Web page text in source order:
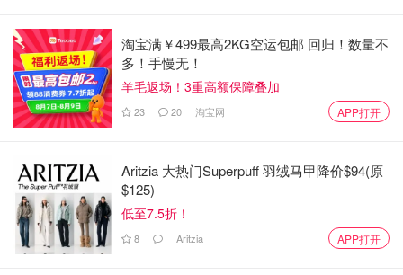
可以说是把经典 Stan Smith 玩出了新高度。整体轮廓保持
了网球鞋的干净线条，但最大亮点就是——手工串珠装饰。
图片来自于@CLOT，版权属于原作者
淘宝满￥499最高2KG空运包邮 回归！数量不
多！手慢无！
羊毛返场！3重高额保障叠加
23 20 淘宝网 APP打开
Aritzia 大热门Superpuff 羽绒马甲降价$94(原
$125)
低至7.5折！
8 Aritzia APP打开